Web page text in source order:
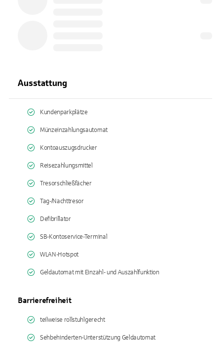
Ausstattung
Kundenparkplätze
Münzeinzahlungsautomat
Kontoauszugsdrucker
Reisezahlungsmittel
Tresorschließfächer
Tag-/Nachttresor
Defibrillator
SB-Kontoservice-Terminal
WLAN-Hotspot
Geldautomat mit Einzahl- und Auszahlfunktion
Barrierefreiheit
teilweise rollstuhlgerecht
Sehbehinderten-Unterstützung Geldautomat